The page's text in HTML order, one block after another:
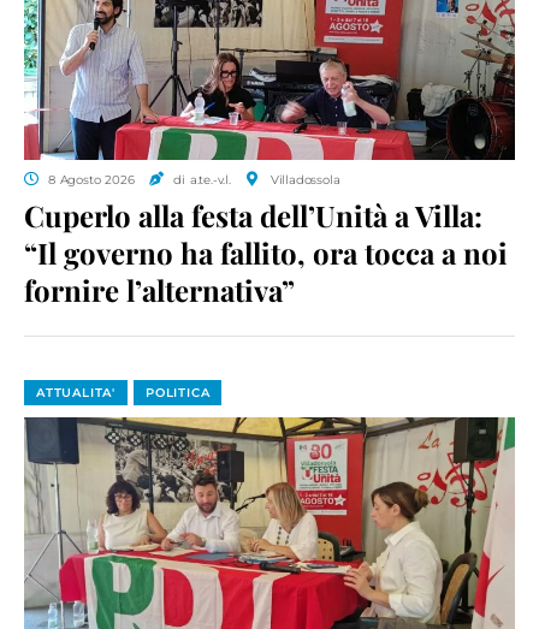
8 Agosto 2026 di a.te.-v.l. Villadossola
Cuperlo alla festa dell’Unità a Villa:
“Il governo ha fallito, ora tocca a noi
fornire l’alternativa”
ATTUALITA' POLITICA